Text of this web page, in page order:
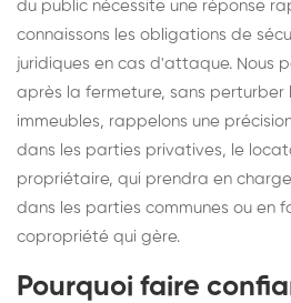
du public nécessite une réponse
connaissons les obligations de
juridiques en cas d'attaque. Nous
après la fermeture, sans perturber
immeubles, rappelons une
dans les parties privatives, le
propriétaire, qui prendra en
dans les parties communes ou en
copropriété qui gère.
Pourquoi faire